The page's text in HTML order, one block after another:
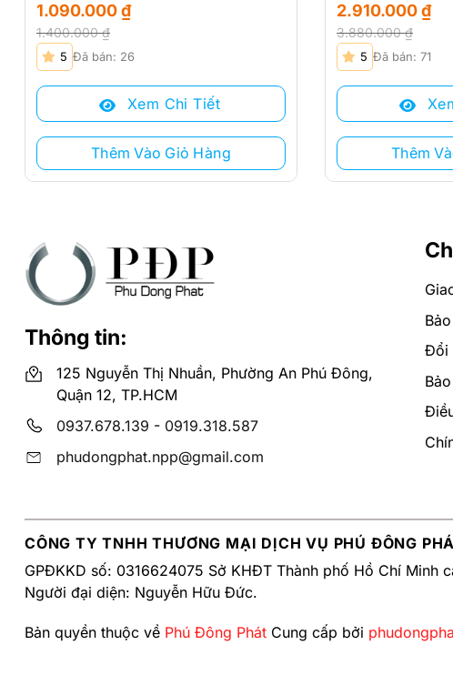
1.400.000₫
Giá
gốc
là:
1.400.000 ₫.
1.090.000₫
Giá
hiện
tại
1.090.000 ₫.
5 Đã bán: 26
Xem Chi Tiết
Thêm Vào Giỏ Hàng
3.880.000₫
Giá
gốc
là:
3.880.000 ₫.
2.910.000₫
Giá
hiện
tại
2.910.000 ₫.
5 Đã bán: 71
Thêm
Thông tin:
125 Nguyễn Thị Nhuần, Phường An Phú Đông,
Quận 12, TP.HCM
0937.678.139 - 0919.318.587
phudongphat.npp@gmail.com
Đổi
CÔNG TY TNHH THƯƠNG MẠI DỊCH VỤ PHÚ ĐÔNG
GPĐKKD số: 0316624075 Sở KHĐT Thành phố Hồ Chí Minh
Người đại diện: Nguyễn Hữu Đức.
Bản quyền thuộc về Phú Đông Phát Cung cấp bởi